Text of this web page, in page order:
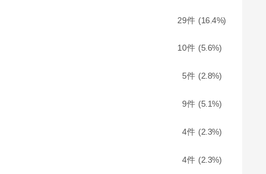
29 16.4
10 5.6
5 2.8
9 5.1
4 2.3
4 2.3